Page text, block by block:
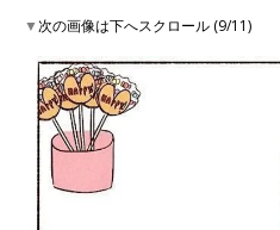
▼次の画像は下へスクロール (9/11)